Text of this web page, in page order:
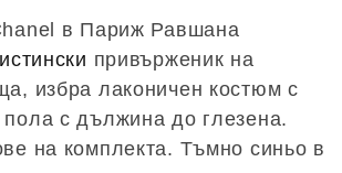
в Париж Равшана
истински привърженик на
избра лаконичен костюм с
с дължина до глезена.
на комплекта. Тъмно синьо в